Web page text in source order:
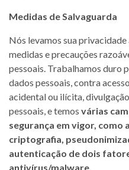
Medidas de Salvaguarda
Nós levamos sua
medidas e precauções
pessoais. Trabalhamos duro
dados pessoais, contra
acidental ou ilícita,
pessoais, e temos várias
segurança em vigor, como
criptografia,
autenticação de dois
antivírus/malware.